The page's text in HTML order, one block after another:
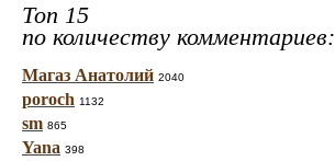
Топ 15
по количеству комментариев:
Магаз Анатолий 2040
poroch 1132
sm 865
Yana 398